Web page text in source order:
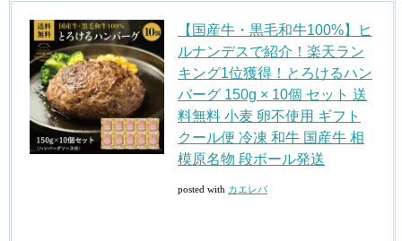
【国産牛・黒毛和牛100%】ヒ
ルナンデスで紹介！楽天ラン
キング1位獲得！とろけるハン
バーグ 150g × 10個 セット 送
料無料 小麦 卵不使用 ギフト
クール便 冷凍 和牛 国産牛 相
模原名物 段ボール発送
posted with カエレバ